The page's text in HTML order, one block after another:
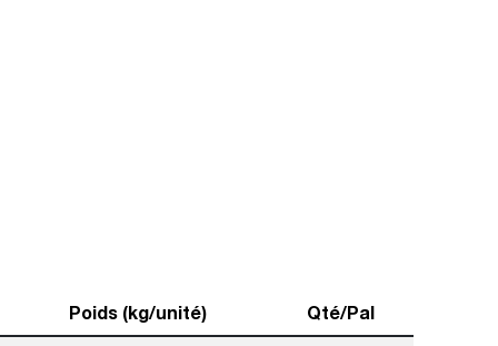
Poids (kg/unité) Qté/Pal